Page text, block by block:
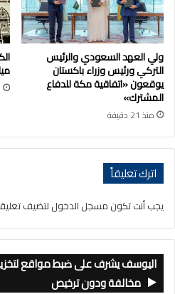
ولي العهد السعودي والرئيس
التركي ورئيس وزراء باكستان
يوقعون «اتفاقية مكة للدفاع
المشترك»
منذ 21 دقيقة
اترك تعليقاً
يجب أنت تكون مسجل الدخول لتضيف
اليوسف يشرف على ضبط مواقع لتخزين
مخالفة ودون ترخيص